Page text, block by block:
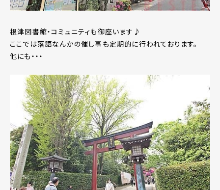
根津図書館・コミュニティも御座います♪
ここでは落語なんかの催し事も定期的に行われております。
他にも・・・